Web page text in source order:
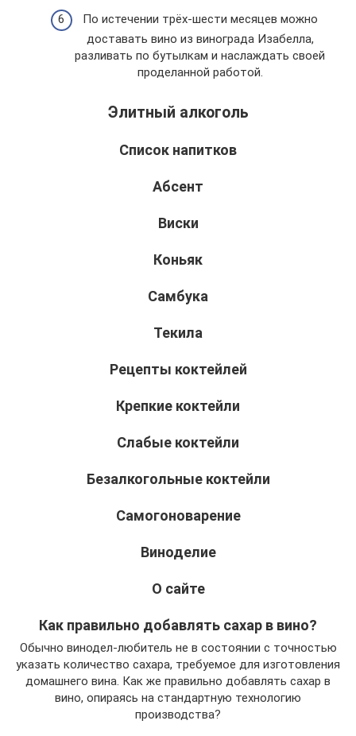
По истечении трёх-шести месяцев можно
доставать вино из винограда Изабелла,
разливать по бутылкам и наслаждать своей
проделанной работой.
Элитный алкоголь
Список напитков
Абсент
Виски
Коньяк
Самбука
Текила
Рецепты коктейлей
Крепкие коктейли
Слабые коктейли
Безалкогольные коктейли
Самогоноварение
Виноделие
О сайте
Как правильно добавлять сахар в вино?
Обычно винодел-любитель не в состоянии с точностью
указать количество сахара, требуемое для изготовления
домашнего вина. Как же правильно добавлять сахар в
вино, опираясь на стандартную технологию
производства?